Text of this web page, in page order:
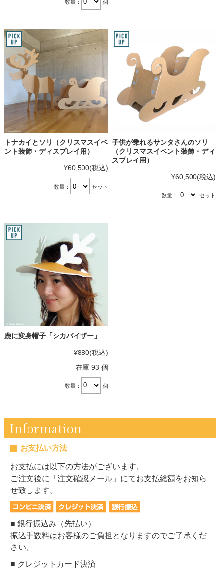
数量： 個
トナカイとソリ（クリスマスイベ
ント装飾・ディスプレイ用）
¥60,500(税込)
数量： セット
子供が乗れるサンタさんのソリ
（クリスマスイベント装飾・ディ
スプレイ用）
¥60,500(税込)
数量： セット
鹿に変身帽子「シカバイザー」
¥880(税込)
在庫 93 個
数量： 個
Information
お支払い方法
お支払には以下の方法がございます。
ご注文後に「注文確認メール」にてお支払総額をお知ら
せ致します。
■ 銀行振込み（先払い）
振込手数料はお客様のご負担となりますのでご了承くだ
さい。
■ クレジットカード決済